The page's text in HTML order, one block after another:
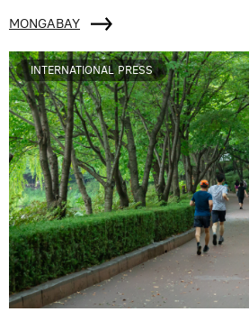
MONGABAY
INTERNATIONAL PRESS